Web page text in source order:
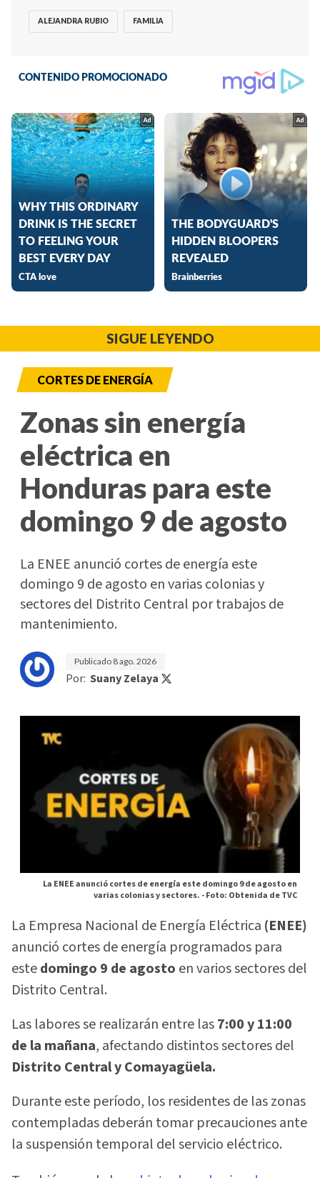
ALEJANDRA RUBIO FAMILIA
SIGUE LEYENDO
CORTES DE ENERGÍA
Zonas sin energía
eléctrica en
Honduras para este
domingo 9 de agosto
La ENEE anunció cortes de energía este
domingo 9 de agosto en varias colonias y
sectores del Distrito Central por trabajos de
mantenimiento.
Publicado 8 ago. 2026
Por: Suany Zelaya
La ENEE anunció cortes de energía este domingo 9 de agosto en
varias colonias y sectores. -Foto: Obtenida de TVC
La Empresa Nacional de Energía Eléctrica (ENEE)
anunció cortes de energía programados para
estedomingo 9 de agosto en varios sectores del
Distrito Central.
Las labores se realizarán entre las7:00 y 11:00
de la mañana, afectando distintos sectores del
Distrito Central y Comayagüela.
Durante este período, los residentes de las zonas
contempladas deberán tomar precauciones ante
la suspensión temporal del servicio eléctrico.